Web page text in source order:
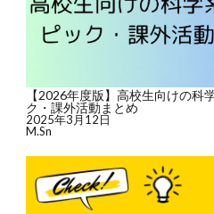
【2026年度版】高校生向けの科
ク・課外活動まとめ
2025年3月12日
M.Sn